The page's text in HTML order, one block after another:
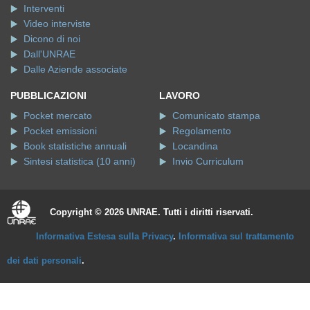
Interventi
Video interviste
Dicono di noi
Dall'UNRAE
Dalle Aziende associate
PUBBLICAZIONI
Pocket mercato
Pocket emissioni
Book statistiche annuali
Sintesi statistica (10 anni)
LAVORO
Comunicato stampa
Regolamento
Locandina
Invio Curriculum
Copyright © 2026 UNRAE. Tutti i diritti riservati.
Informativa Estesa sulla Privacy. Informativa sul trattamento
dei dati personali.